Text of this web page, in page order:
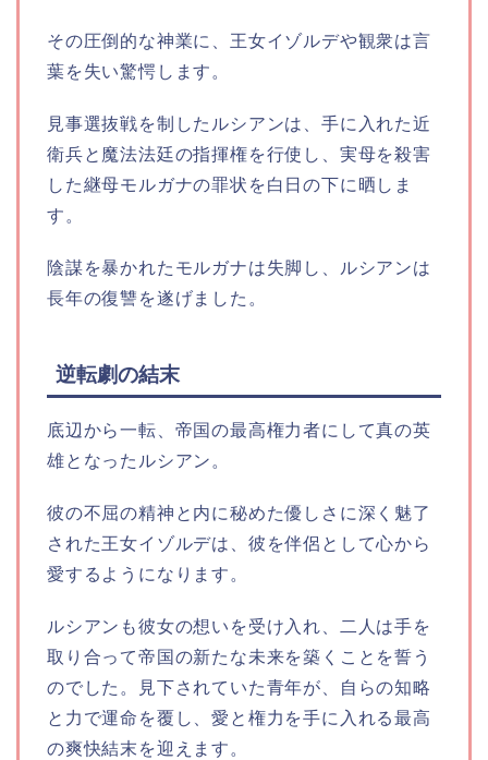
その圧倒的な神業に、王女イゾルデや観衆は言
葉を失い驚愕します。
見事選抜戦を制したルシアンは、手に入れた近
衛兵と魔法法廷の指揮権を行使し、実母を殺害
した継母モルガナの罪状を白日の下に晒しま
す。
陰謀を暴かれたモルガナは失脚し、ルシアンは
長年の復讐を遂げました。
逆転劇の結末
底辺から一転、帝国の最高権力者にして真の英
雄となったルシアン。
彼の不屈の精神と内に秘めた優しさに深く魅了
された王女イゾルデは、彼を伴侶として心から
愛するようになります。
ルシアンも彼女の想いを受け入れ、二人は手を
取り合って帝国の新たな未来を築くことを誓う
のでした。見下されていた青年が、自らの知略
と力で運命を覆し、愛と権力を手に入れる最高
の爽快結末を迎えます。